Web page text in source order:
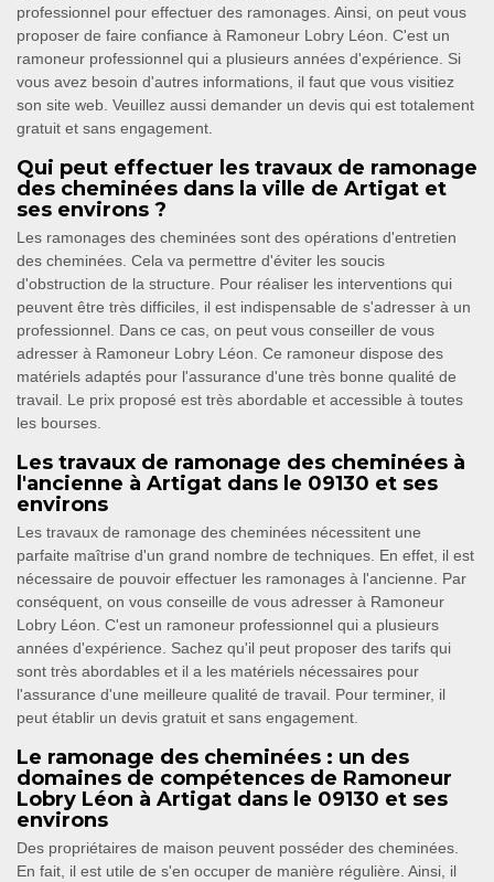
professionnel pour effectuer des ramonages. Ainsi, on peut vous
proposer de faire confiance à Ramoneur Lobry Léon. C'est un
ramoneur professionnel qui a plusieurs années d'expérience. Si
vous avez besoin d'autres informations, il faut que vous visitiez
son site web. Veuillez aussi demander un devis qui est totalement
gratuit et sans engagement.
Qui peut effectuer les travaux de ramonage
des cheminées dans la ville de Artigat et
ses environs ?
Les ramonages des cheminées sont des opérations d'entretien
des cheminées. Cela va permettre d'éviter les soucis
d'obstruction de la structure. Pour réaliser les interventions qui
peuvent être très difficiles, il est indispensable de s'adresser à un
professionnel. Dans ce cas, on peut vous conseiller de vous
adresser à Ramoneur Lobry Léon. Ce ramoneur dispose des
matériels adaptés pour l'assurance d'une très bonne qualité de
travail. Le prix proposé est très abordable et accessible à toutes
les bourses.
Les travaux de ramonage des cheminées à
l'ancienne à Artigat dans le 09130 et ses
environs
Les travaux de ramonage des cheminées nécessitent une
parfaite maîtrise d'un grand nombre de techniques. En effet, il est
nécessaire de pouvoir effectuer les ramonages à l'ancienne. Par
conséquent, on vous conseille de vous adresser à Ramoneur
Lobry Léon. C'est un ramoneur professionnel qui a plusieurs
années d'expérience. Sachez qu'il peut proposer des tarifs qui
sont très abordables et il a les matériels nécessaires pour
l'assurance d'une meilleure qualité de travail. Pour terminer, il
peut établir un devis gratuit et sans engagement.
Le ramonage des cheminées : un des
domaines de compétences de Ramoneur
Lobry Léon à Artigat dans le 09130 et ses
environs
Des propriétaires de maison peuvent posséder des cheminées.
En fait, il est utile de s'en occuper de manière régulière. Ainsi, il